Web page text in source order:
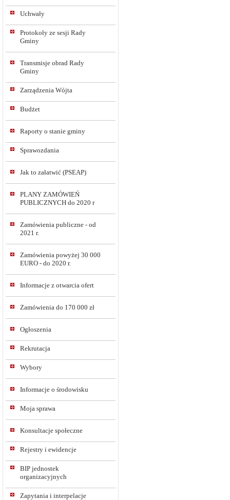
Uchwały
Protokoły ze sesji Rady
Gminy
Transmisje obrad Rady
Gminy
Zarządzenia Wójta
Budżet
Raporty o stanie gminy
Sprawozdania
Jak to załatwić (PSEAP)
PLANY ZAMÓWIEŃ
PUBLICZNYCH do 2020 r
Zamówienia publiczne - od
2021 r.
Zamówienia powyżej 30 000
EURO - do 2020 r.
Informacje z otwarcia ofert
Zamówienia do 170 000 zł
Ogłoszenia
Rekrutacja
Wybory
Informacje o środowisku
Moja sprawa
Konsultacje społeczne
Rejestry i ewidencje
BIP jednostek
organizacyjnych
Zapytania i interpelacje